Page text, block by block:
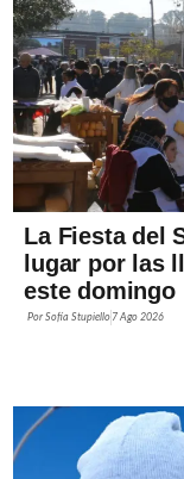
La Fiesta del
lugar por las
este domingo
PorSofía Stupiello 7 Ago 2026